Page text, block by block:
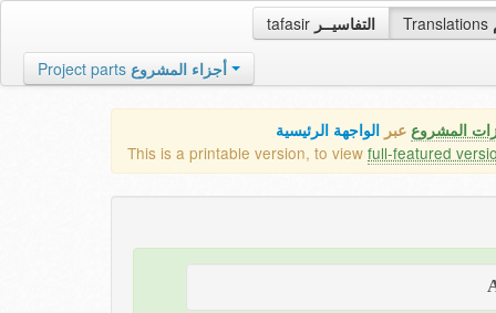
tafasir التفاسيــر Translations
Project parts أجزاء المشروع
المشروع عبر الواجهة الرئيسية
This is a printable version, to view full-featured